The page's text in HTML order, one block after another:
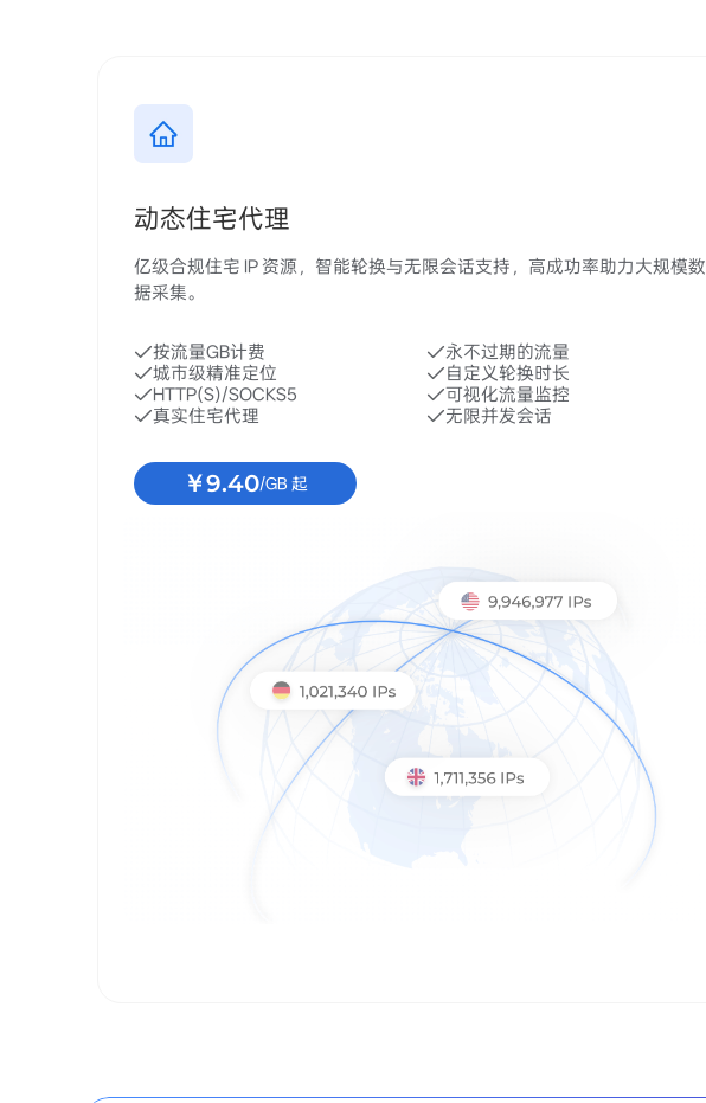
动态住宅代理
亿级合规住宅 IP 资源，智能轮换与无限会话支持，高成功率助力大规模数
据采集。
按流量GB计费
永不过期的流量
城市级精准定位
自定义轮换时长
HTTP(S)/SOCKS5
可视化流量监控
真实住宅代理
无限并发会话
￥9.40/GB 起